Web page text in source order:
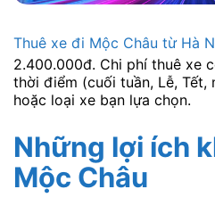
Thuê xe đi Mộc Châu từ Hà
2.400.000đ. Chi phí thuê xe
thời điểm (cuối tuần, Lễ, Tết,
hoặc loại xe bạn lựa chọn.
Những lợi ích
Mộc Châu